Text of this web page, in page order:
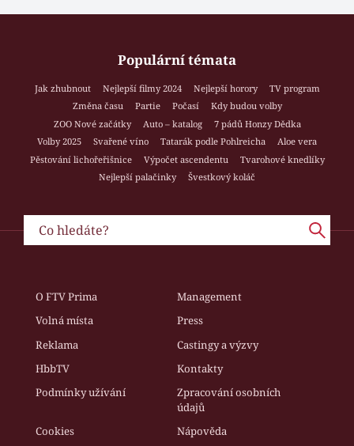
Populární témata
Jak zhubnout Nejlepší filmy 2024 Nejlepší horory
TV program
Změna času
Partie Počasí
Kdy budou volby
ZOO Nové začátky
Auto – katalog
7 pádů Honzy Dědka
Volby 2025
Svařené víno Tatarák podle Pohlreicha
Aloe vera
Pěstování lichořeřišnice
Výpočet ascendentu
Tvarohové knedlíky
Nejlepší palačinky
Švestkový koláč
O FTV Prima
Management
Volná místa
Press
Reklama
Castingy a výzvy
HbbTV
Kontakty
Podmínky užívání
Zpracování osobních
údajů
Cookies
Nápověda